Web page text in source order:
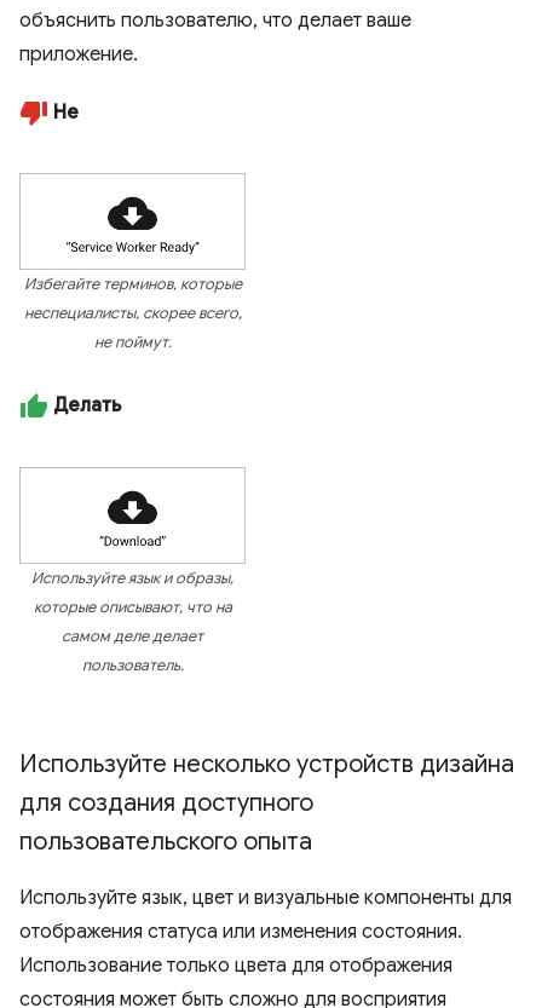
объяснить пользователю, что делает ваше
приложение.
Не
Избегайте терминов, которые
неспециалисты, скорее всего,
не поймут.
Делать
Используйте язык и образы,
которые описывают, что на
самом деле делает
пользователь.
Используйте несколько устройств дизайна
для создания доступного
пользовательского опыта
Используйте язык, цвет и визуальные компоненты для
отображения статуса или изменения состояния.
Использование только цвета для отображения
состояния может быть сложно для восприятия